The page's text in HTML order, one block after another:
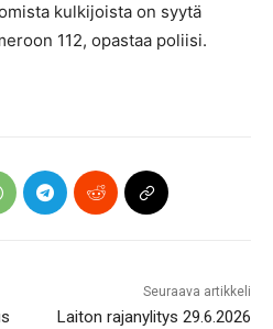
kulkijoista on syytä
112, opastaa poliisi.
Seuraava artikkeli
Laiton rajanylitys 29.6.2026